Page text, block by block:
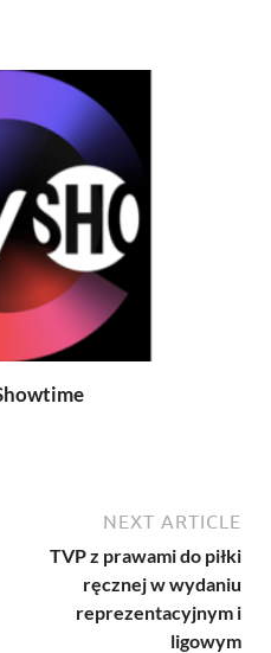
NEXT ARTICLE
TVP z prawami do piłki
ręcznej w wydaniu
reprezentacyjnym i
ligowym